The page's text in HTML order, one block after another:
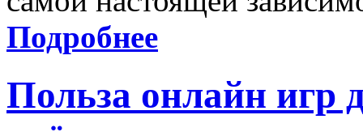
Подробнее
Польза онлайн игр